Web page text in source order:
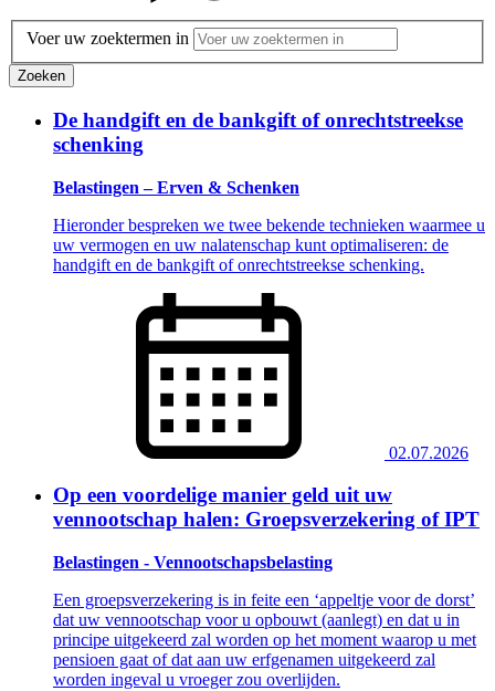
Voer uw zoektermen in
Zoeken
De handgift en de bankgift of onrechtstreekse
schenking
Belastingen – Erven & Schenken
Hieronder bespreken we twee bekende technieken waarmee u
uw vermogen en uw nalatenschap kunt optimaliseren: de
handgift en de bankgift of onrechtstreekse schenking.
02.07.2026
Op een voordelige manier geld uit uw
vennootschap halen: Groepsverzekering of IPT
Belastingen - Vennootschapsbelasting
Een groepsverzekering is in feite een ‘appeltje voor de dorst’
dat uw vennootschap voor u opbouwt (aanlegt) en dat u in
principe uitgekeerd zal worden op het moment waarop u met
pensioen gaat of dat aan uw erfgenamen uitgekeerd zal
worden ingeval u vroeger zou overlijden.